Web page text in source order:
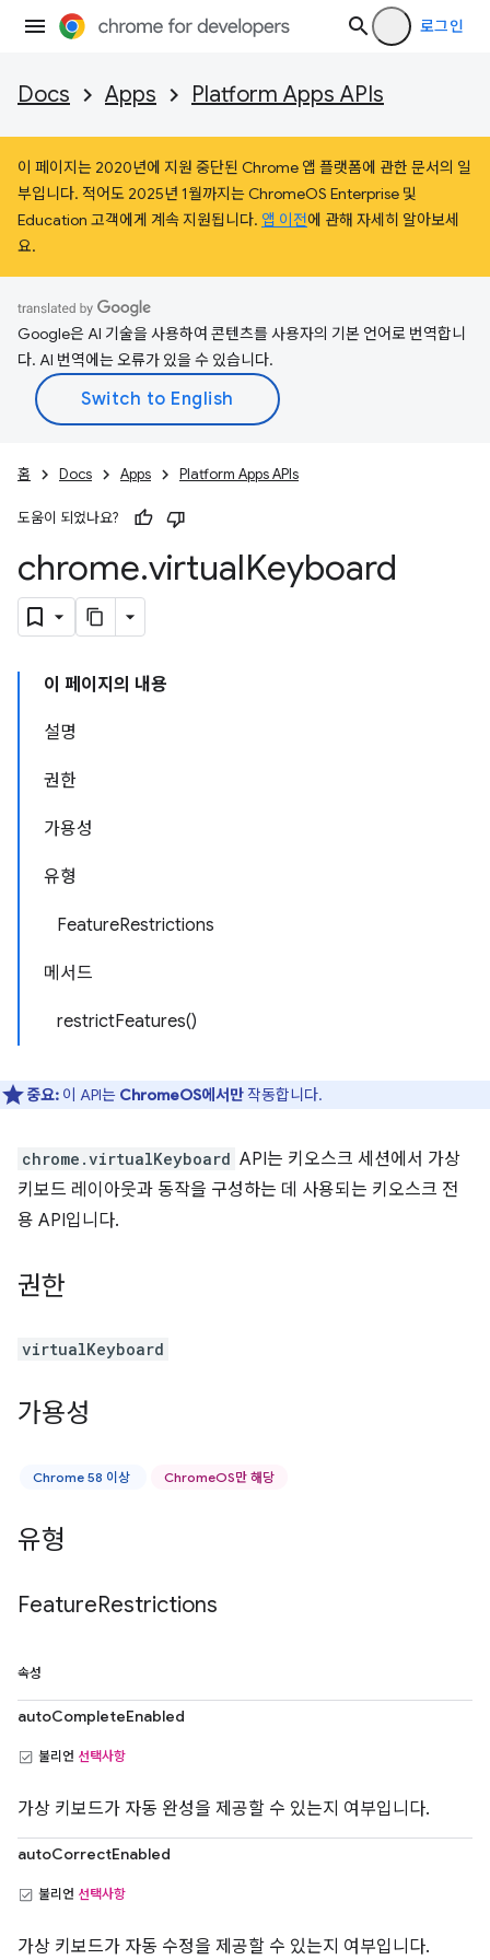
로그인
Docs Apps Platform Apps APIs
이 페이지는 2020년에 지원 중단된 Chrome 앱 플랫폼에 관한 문서의 일
부입니다. 적어도 2025년 1월까지는 ChromeOS Enterprise 및
Education 고객에게 계속 지원됩니다. 앱 이전에 관해 자세히 알아보세
요.
Google은 AI 기술을 사용하여 콘텐츠를 사용자의 기본 언어로 번역합니
다. AI 번역에는 오류가 있을 수 있습니다.
홈 Docs Apps Platform Apps APIs
도움이 되었나요?
chrome.virtualKeyboard
이 페이지의 내용
설명
권한
가용성
유형
FeatureRestrictions
메서드
restrictFeatures()
중요: 이 API는 ChromeOS에서만작동합니다.
chrome.virtualKeyboard API는 키오스크 세션에서 가상
키보드 레이아웃과 동작을 구성하는 데 사용되는 키오스크 전
용 API입니다.
권한
virtualKeyboard
가용성
Chrome 58 이상 ChromeOS만 해당
유형
FeatureRestrictions
속성
autoCompleteEnabled
불리언 선택사항
가상 키보드가 자동 완성을 제공할 수 있는지 여부입니다.
autoCorrectEnabled
불리언 선택사항
가상 키보드가 자동 수정을 제공할 수 있는지 여부입니다.